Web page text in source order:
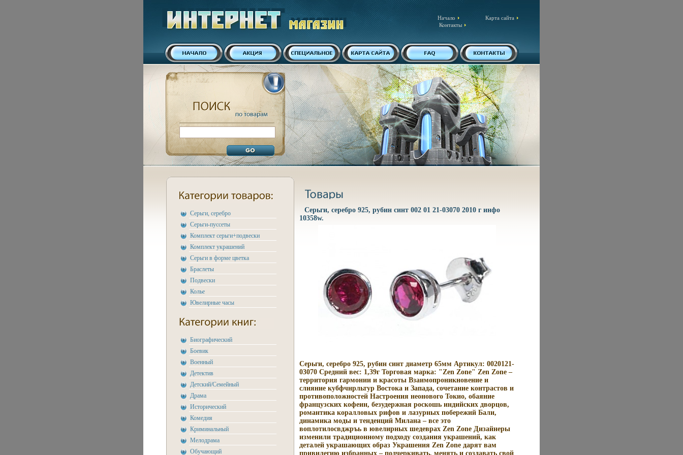
Начало
Карта сайта
Контакты
Серьги, серебро
Серьги-пуссеты
Комплект серьги+подвески
Комплект украшений
Серьги в форме цветка
Браслеты
Подвески
Колье
Ювелирные часы
Биографический
Боевик
Военный
Детектив
Детский/Семейный
Драма
Исторический
Комедия
Криминальный
Мелодрама
Обучающий
Серьги, серебро 925, рубин синт 002 01 21-03070 2010 г инфо
10358w.
Серьги, серебро 925, рубин синт диаметр 65мм Артикул: 0020121-
03070 Средний вес: 1,39г Торговая марка: "Zen Zone" Zen Zone –
территория гармонии и красоты Взаимопроникновение и
слияние кубфчнрльтур Востока и Запада, сочетание контрастов и
противоположностей Настроения неонового Токио, обаяние
французских кофеин, безудержная роскошь индийских дворцов,
романтика коралловых рифов и лазурных побережий Бали,
динамика моды и тенденций Милана – все это
воплотилосвджръь в ювелирных шедеврах Zen Zone Дизайнеры
изменили традиционному подходу создания украшений, как
деталей украшающих образ Украшения Zen Zone дарят вам
привилегию избранных – подчеркивать, менять и создавать свой